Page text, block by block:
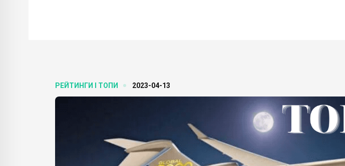
РЕЙТИНГИ І ТОПИ 2023-04-13